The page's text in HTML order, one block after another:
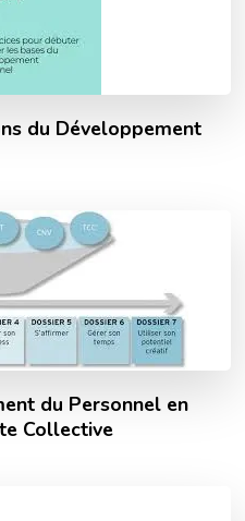
du Développement
du Personnel en
Collective